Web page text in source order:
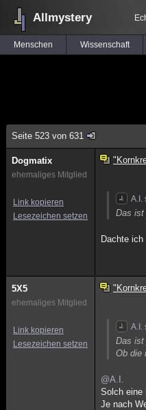
Allmystery
Menschen Wissenschaft
Seite 523 von 631
Dogmatix
ehemaliges Mitglied
Link kopieren
Lesezeichen setzen
A.I.
Das ist
Dachte ich
5X5
ehemaliges Mitglied
Link kopieren
Lesezeichen setzen
A.I.
Das ist
Ob die
@A.I.
Solch eine
Je nach